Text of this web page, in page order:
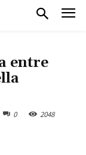
entre
0 2048